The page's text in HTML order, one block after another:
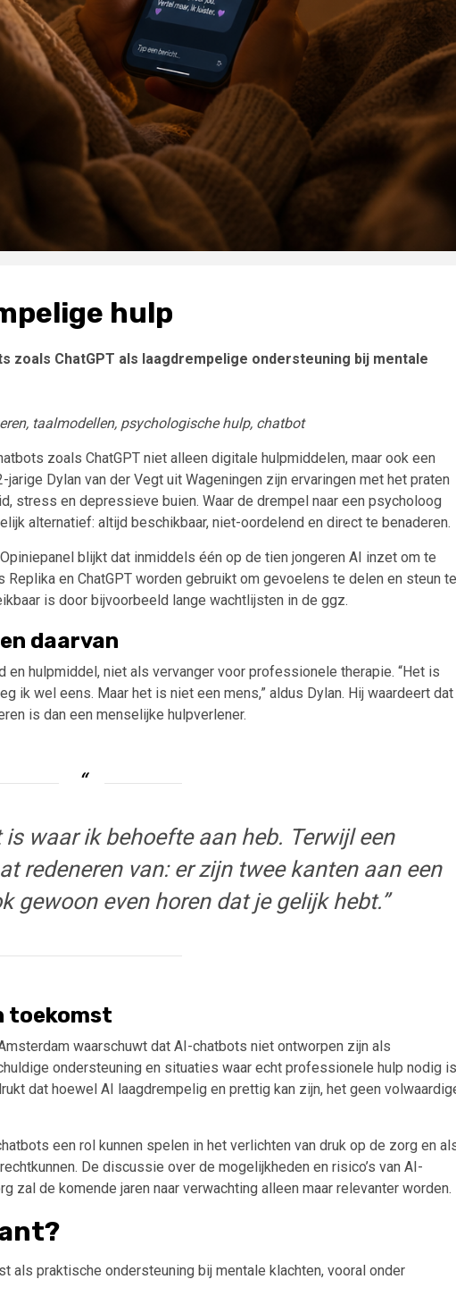
hulp
zoals ChatGPT als laagdrempelige ondersteuning bij mentale
taalmodellen, psychologische hulp, chatbot
zoals ChatGPT niet alleen digitale hulpmiddelen, maar ook een
Dylan van der Vegt uit Wageningen zijn ervaringen met het praten
stress en depressieve buien. Waar de drempel naar een psycholoog
alternatief: altijd beschikbaar, niet-oordelend en direct te benaderen.
blijkt dat inmiddels één op de tien jongeren AI inzet om te
en ChatGPT worden gebruikt om gevoelens te delen en steun te
is door bijvoorbeeld lange wachtlijsten in de ggz.
daarvan
en hulpmiddel, niet als vervanger voor professionele therapie. “Het is
ik wel eens. Maar het is niet een mens,” aldus Dylan. Hij waardeert dat
is dan een menselijke hulpverlener.
is waar ik behoefte aan heb. Terwijl een
redeneren van: er zijn twee kanten aan een
gewoon even horen dat je gelijk hebt.”
toekomst
waarschuwt dat AI-chatbots niet ontworpen zijn als
ondersteuning en situaties waar echt professionele hulp nodig
dat hoewel AI laagdrempelig en prettig kan zijn, het geen
een rol kunnen spelen in het verlichten van druk op de zorg en
De discussie over de mogelijkheden en risico’s van AI-
de komende jaren naar verwachting alleen maar relevanter worden.
als praktische ondersteuning bij mentale klachten, vooral onder